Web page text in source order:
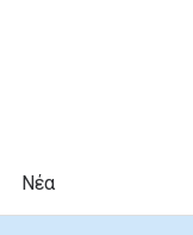
Νέα